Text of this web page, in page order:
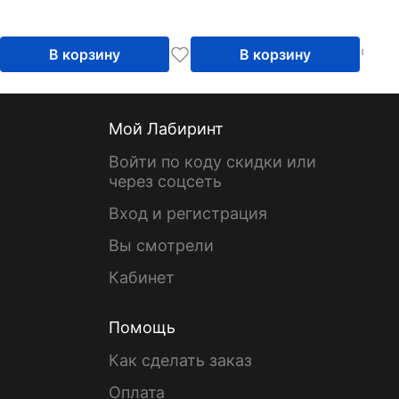
В корзину В корзину
Мой Лабиринт
Войти по коду скидки или
через соцсеть
Вход и регистрация
Вы смотрели
Кабинет
Помощь
Как сделать заказ
Оплата